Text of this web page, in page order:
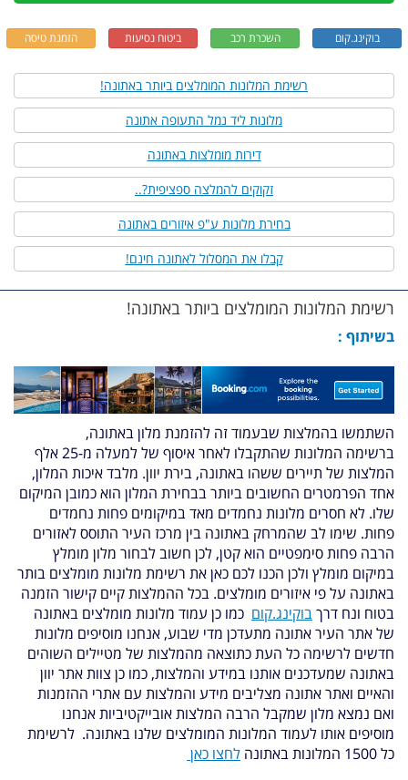
בוקינג.קום השכרת רכב ביטוח נסיעות הזמנת טיסה
רשימת המלונות המומלצים ביותר באתונה!
מלונות ליד נמל התעופה אתונה
דירות מומלצות באתונה
זקוקים להמלצה ספציפית?..
בחירת מלונות ע"פ איזורים באתונה
קבלו את המסלול לאתונה חינם!
רשימת המלונות המומלצים ביותר באתונה!
בשיתוף :
השתמשו בהמלצות שבעמוד זה להזמנת מלון באתונה,
ברשימה המלונות שהתקבלו לאחר איסוף של למעלה מ-25 אלף
המלצות של תיירים ששהו באתונה, בירת יוון. מלבד איכות המלון,
אחד הפרמטרים החשובים ביותר בבחירת המלון הוא כמובן המיקום
שלו. לא חסרים מלונות נחמדים מאד במיקומים פחות נחמדים
פחות. שימו לב שהמרחק באתונה בין מרכז העיר התוסס לאזורים
הרבה פחות סימפטיים הוא קטן, לכן חשוב לבחור מלון מומלץ
במיקום מומלץ ולכן הכנו לכם כאן את רשימת מלונות מומלצים בותר
באתונה על פי איזורים מומלצים. בכל ההמלצות קיים קישור הזמנה
בטוח ונח דרךבוקינג.קום כמו כן עמוד מלונות מומלצים באתונה
של אתר העיר אתונה מתעדכן מדי שבוע, אנחנו מוסיפים מלונות
חדשים לרשימה כל העת כתוצאה מהמלצות של מטיילים השוהים
באתונה שמעדכנים אותנו במידע והמלצות, כמו כן צוות אתר יוון
והאיים ואתר אתונה מצליבים מידע והמלצות עם אתרי ההזמנות
ואם נמצא מלון שמקבל הרבה המלצות אובייקטיביות אנחנו
מוסיפים אותו לעמוד המלונות המומלצים שלנו באתונה. לרשימת
כל 1500 המלונות באתונה
לחצו כאן